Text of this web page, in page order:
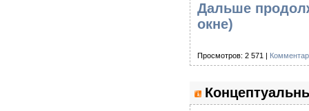
Дальше
окне)
Просмотров: 2 571 |